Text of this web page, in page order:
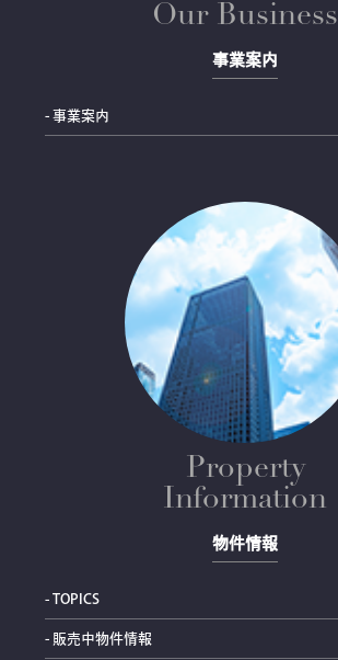
Our Business
事業案内
- 事業案内
Property
Information
物件情報
- TOPICS
- 販売中物件情報